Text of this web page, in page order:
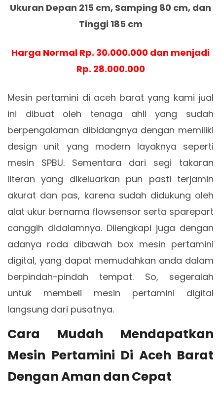
Ukuran Depan 215 cm, Samping 80 cm, dan
Tinggi 185 cm
Harga Normal Rp. 30.000.000 dan menjadi
Rp. 28.000.000
Mesin pertamini di aceh barat yang kami jual
ini dibuat oleh tenaga ahli yang sudah
berpengalaman dibidangnya dengan memiliki
design unit yang modern layaknya seperti
mesin SPBU. Sementara dari segi takaran
literan yang dikeluarkan pun pasti terjamin
akurat dan pas, karena sudah didukung oleh
alat ukur bernama flowsensor serta sparepart
canggih didalamnya. Dilengkapi juga dengan
adanya roda dibawah box mesin pertamini
digital, yang dapat memudahkan anda dalam
berpindah-pindah tempat. So, segeralah
untuk membeli mesin pertamini digital
langsung dari pusatnya.
Cara Mudah Mendapatkan
Mesin Pertamini Di Aceh Barat
Dengan Aman dan Cepat